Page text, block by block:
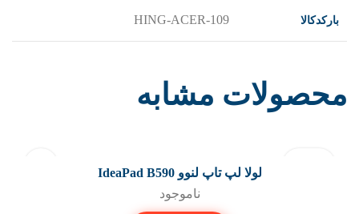
بارکدکالا HING-ACER-109
محصولات مشابه
لولا لپ تاپ لنوو IdeaPad B590
ناموجود